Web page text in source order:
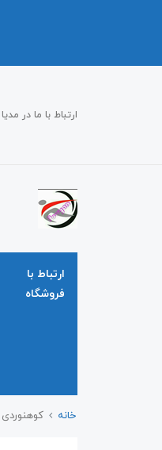
ارتباط با ما در مدیا
ارتباط با
فروشگاه
خانه کوهنوردی